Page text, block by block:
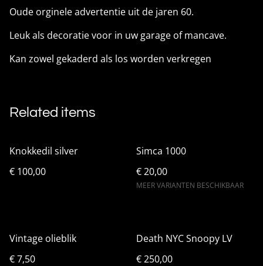
Oude orginele advertentie uit de jaren 60.
Leuk als decoratie voor in uw garage of mancave.
Kan zowel gekaderd als los worden verkregen
Related items
Knokkedil silver
€ 100,00
Simca 1000
€ 20,00
MEER VARIANTEN BESCHIKBAAR
Vintage olieblik
€ 7,50
Death NYC Snoopy LV
€ 250,00